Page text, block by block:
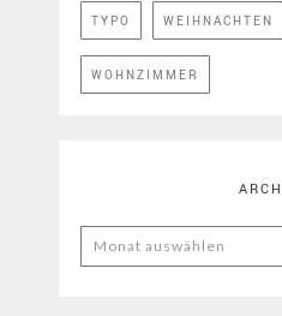
TYPO WEIHNACHTEN
WOHNZIMMER
ARCHIV